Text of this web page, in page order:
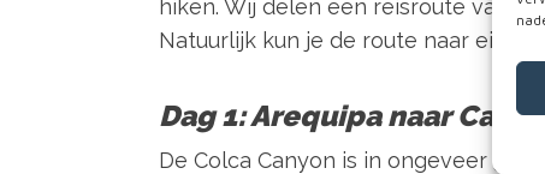
hiken. Wij delen een reisroute van
Natuurlijk kun je de route naar eigen
Dag 1: Arequipa naar
De Colca Canyon is in ongeveer 5